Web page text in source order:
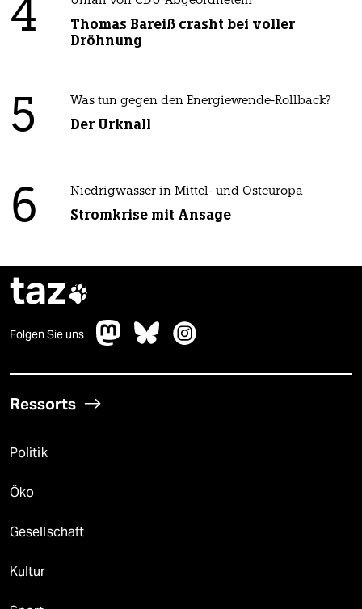
4
Thomas Bareiß crasht bei voller
Dröhnung
5 Was tun gegen den Energiewende-Rollback?
Der Urknall
6 Niedrigwasser in Mittel- und Osteuropa
Stromkrise mit Ansage
taz
Folgen Sie uns
Ressorts
Politik
Öko
Gesellschaft
Kultur